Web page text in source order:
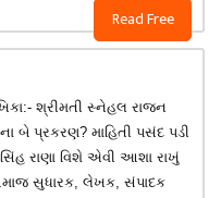
Read Free
શ્રીમતી સ્નેહલ રાજન
બે પ્રકરણ? માહિતી પસંદ પડી
રાણા વિશે એવી આશા રાખું
સુધારક, લેખક, સંપાદક